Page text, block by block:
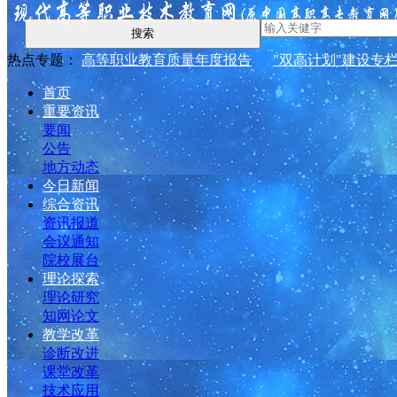
搜索
热点专题： 高等职业教育质量年度报告 "双高计划"建设专
首页
重要资讯
要闻
公告
地方动态
今日新闻
综合资讯
资讯报道
会议通知
院校展台
理论探索
理论研究
知网论文
教学改革
诊断改进
课堂改革
技术应用